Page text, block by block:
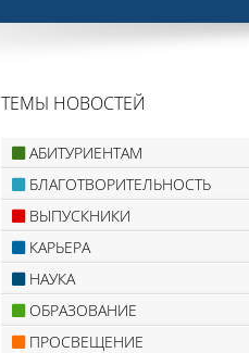
ТЕМЫ НОВОСТЕЙ
АБИТУРИЕНТАМ
БЛАГОТВОРИТЕЛЬНОСТЬ
ВЫПУСКНИКИ
КАРЬЕРА
НАУКА
ОБРАЗОВАНИЕ
ПРОСВЕЩЕНИЕ